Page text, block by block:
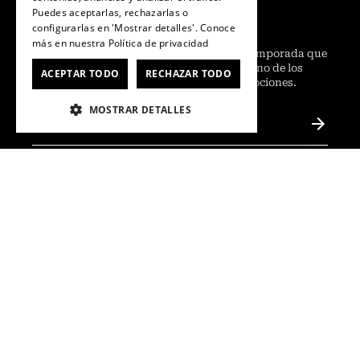
¡Ofertas semanales!
Quieres adelantarte a lo último para la temporada que
ya viene? Regístrate, suscríbete y sé uno de los
primeros en conocer nuestras promociones.
Puedes aceptarlas, rechazarlas o
configurarlas en 'Mostrar detalles'. Conoce
más en nuestra Política de privacidad
ACEPTAR TODO RECHAZAR TODO
MOSTRAR DETALLES